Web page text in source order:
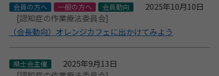
会員の方へ 一般の方へ 会員動向
2025年10月10日
[認知症の作業療法委員会]
（会長動向）オレンジカフェに出かけてみよう
県士会主催
2025年9月13日